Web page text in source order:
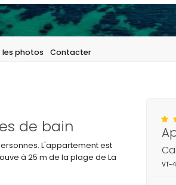
les photos Contacter
de bain
L'appartement est
à 25 m de la plage de La
VT-